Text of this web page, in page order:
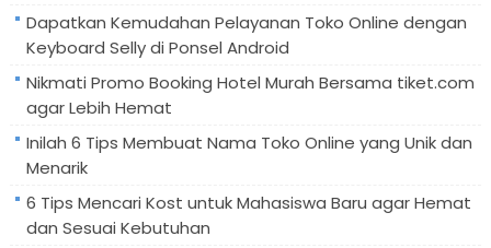
Dapatkan Kemudahan Pelayanan Toko Online dengan
Keyboard Selly di Ponsel Android
Nikmati Promo Booking Hotel Murah Bersama tiket.com
agar Lebih Hemat
Inilah 6 Tips Membuat Nama Toko Online yang Unik dan
Menarik
6 Tips Mencari Kost untuk Mahasiswa Baru agar Hemat
dan Sesuai Kebutuhan